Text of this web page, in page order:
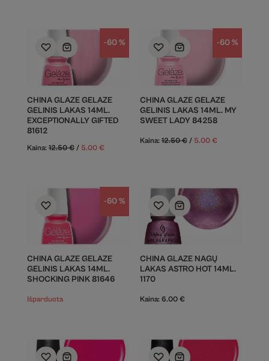
-60 %
CHINA GLAZE GELAZE
GELINIS LAKAS 14ML.
EXCEPTIONALLY GIFTED
81612
Kaina: 12.50€ / 5.00 €
-60 %
CHINA GLAZE GELAZE
GELINIS LAKAS 14ML. MY
SWEET LADY 84258
Kaina:12.50€ / 5.00 €
-60 %
CHINA GLAZE GELAZE
GELINIS LAKAS 14ML.
SHOCKING PINK 81646
Išparduota
CHINA GLAZE NAGŲ
LAKAS ASTRO HOT 14ML.
1170
Kaina: 6.00 €